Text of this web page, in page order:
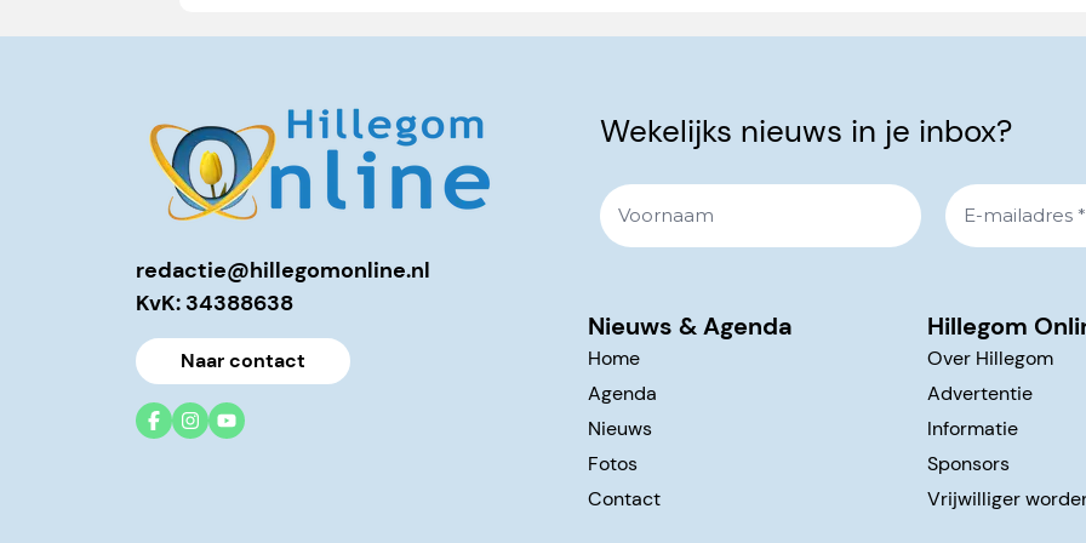
redactie@hillegomonline.nl
KvK: 34388638
Naar contact
Wekelijks nieuws in je inbox?
Nieuws & Agenda
Home
Agenda
Nieuws
Fotos
Contact
Hillegom
Over Hillegom
Advertentie
Informatie
Sponsors
Vrijwilliger